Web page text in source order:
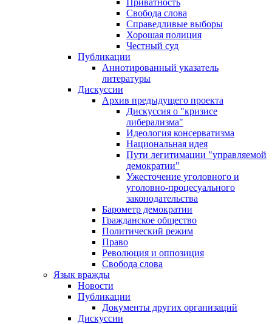
Приватность
Свобода слова
Справедливые выборы
Хорошая полиция
Честный суд
Публикации
Аннотированный указатель
литературы
Дискуссии
Архив предыдущего проекта
Дискуссия о "кризисе
либерализма"
Идеология консерватизма
Национальная идея
Пути легитимации "управляемой
демократии"
Ужесточение уголовного и
уголовно-процесуального
законодательства
Барометр демократии
Гражданское общество
Политический режим
Право
Революция и оппозиция
Свобода слова
Язык вражды
Новости
Публикации
Документы других организаций
Дискуссии